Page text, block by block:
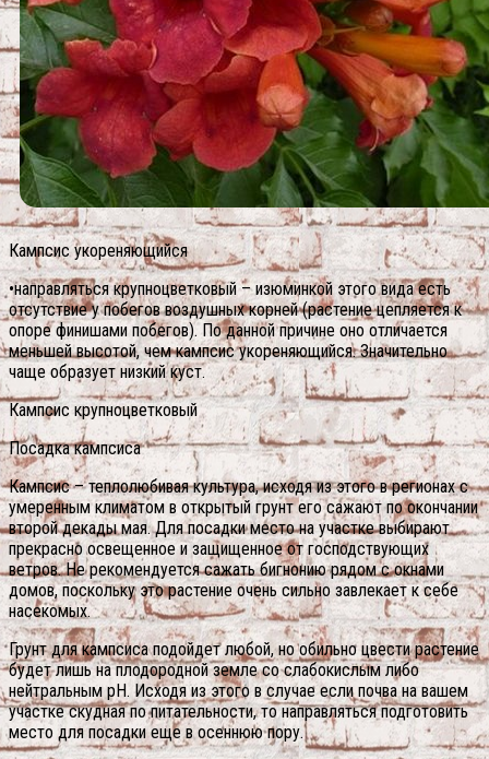
Кампсис укореняющийся
•направляться крупноцветковый – изюминкой этого вида есть
отсутствие у побегов воздушных корней (растение цепляется к
опоре финишами побегов). По данной причине оно отличается
меньшей высотой, чем кампсис укореняющийся. Значительно
чаще образует низкий куст.
Кампсис крупноцветковый
Посадка кампсиса
Кампсис – теплолюбивая культура, исходя из этого в регионах с
умеренным климатом в открытый грунт его сажают по окончании
второй декады мая. Для посадки место на участке выбирают
прекрасно освещенное и защищенное от господствующих
ветров. Не рекомендуется сажать бигнонию рядом с окнами
домов, поскольку это растение очень сильно завлекает к себе
насекомых.
Грунт для кампсиса подойдет любой, но обильно цвести растение
будет лишь на плодородной земле со слабокислым либо
нейтральным рН. Исходя из этого в случае если почва на вашем
участке скудная по питательности, то направляться подготовить
место для посадки еще в осеннюю пору.